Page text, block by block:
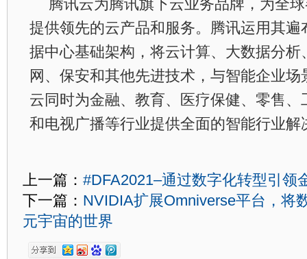
腾讯云为腾讯旗下云业务品牌，为全
提供领先的云产品和服务。腾讯运用其遍
据中心基础架构，将云计算、大数据分析
网、保安和其他先进技术，与智能企业场
云同时为金融、教育、医疗保健、零售、
和电视广播等行业提供全面的智能行业解
上一篇： #DFA2021–通过数字化转型引领
下一篇： NVIDIA扩展Omniverse平台，将
元宇宙的世界